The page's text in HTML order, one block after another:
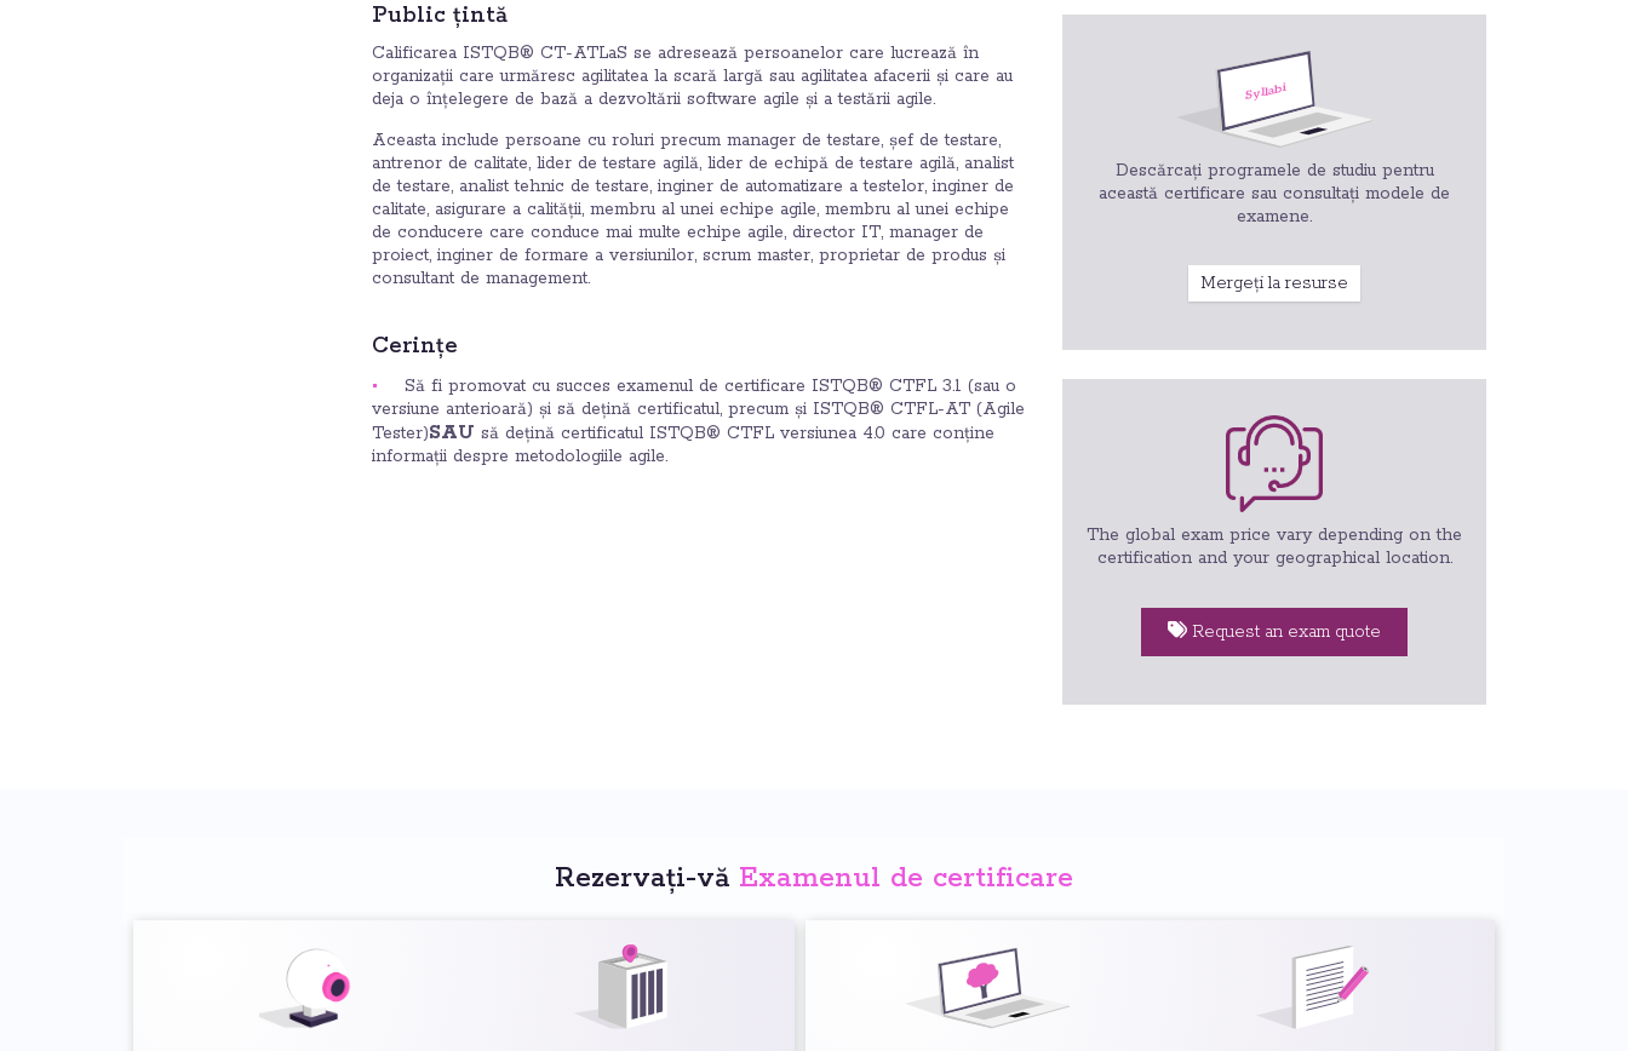
Public țintă
Calificarea ISTQB® CT-ATLaS se adresează persoanelor care lucrează în
organizații care urmăresc agilitatea la scară largă sau agilitatea afacerii și care au
deja o înțelegere de bază a dezvoltării software agile și a testării agile.
Aceasta include persoane cu roluri precum manager de testare, șef de testare,
antrenor de calitate, lider de testare agilă, lider de echipă de testare agilă, analist
de testare, analist tehnic de testare, inginer de automatizare a testelor, inginer de
calitate, asigurare a calității, membru al unei echipe agile, membru al unei echipe
de conducere care conduce mai multe echipe agile, director IT, manager de
proiect, inginer de formare a versiunilor, scrum master, proprietar de produs și
consultant de management.
Cerințe
Să fi promovat cu succes examenul de certificare ISTQB® CTFL 3.1 (sau o
versiune anterioară) și să dețină certificatul, precum și ISTQB® CTFL-AT (Agile
Tester)SAU să dețină certificatul ISTQB® CTFL versiunea 4.0 care conține
informații despre metodologiile agile.
Descărcați programele de studiu pentru
această certificare sau consultați modele de
examene.
Mergeți la resurse
The global exam price vary depending on the
certification and your geographical location.
Request an exam quote
Rezervați-vă Examenul de certificare